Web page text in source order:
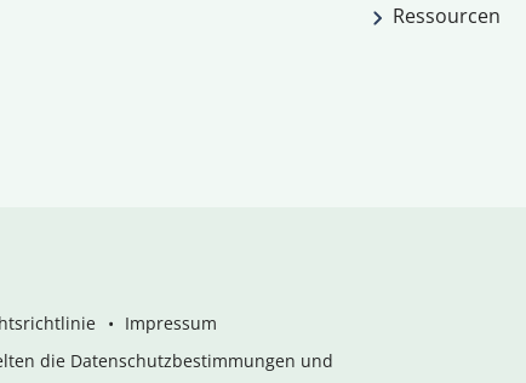
Ressourcen
Impressum
die Datenschutzbestimmungen und